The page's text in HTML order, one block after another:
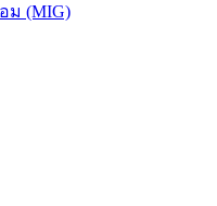
ม (MIG)